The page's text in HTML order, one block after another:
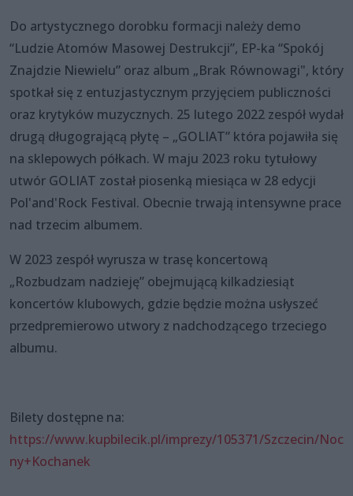
Do artystycznego dorobku formacji należy demo
“Ludzie Atomów Masowej Destrukcji”, EP-ka “Spokój
Znajdzie Niewielu” oraz album „Brak Równowagi", który
spotkał się z entuzjastycznym przyjęciem publiczności
oraz krytyków muzycznych. 25 lutego 2022 zespół wydał
drugą długogrającą płytę – „GOLIAT” która pojawiła się
na sklepowych półkach. W maju 2023 roku tytułowy
utwór GOLIAT został piosenką miesiąca w 28 edycji
Pol'and'Rock Festival. Obecnie trwają intensywne prace
nad trzecim albumem.
W 2023 zespół wyrusza w trasę koncertową
„Rozbudzam nadzieję” obejmującą kilkadziesiąt
koncertów klubowych, gdzie będzie można usłyszeć
przedpremierowo utwory z nadchodzącego trzeciego
albumu.
Bilety dostępne na:
https://www.kupbilecik.pl/imprezy/105371/Szczecin/Noc
ny+Kochanek